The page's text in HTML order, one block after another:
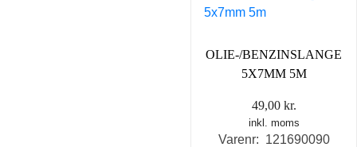
OLIE-/BENZINSLANGE
5X7MM 5M
49,00 kr.
inkl. moms
Varenr: 121690090